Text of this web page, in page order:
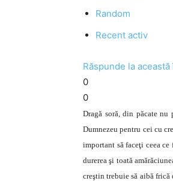
Random
Recent activ
Răspunde la
0
0
Dragă soră, din păcate
Dumnezeu pentru cei cu
important să faceţi ceea
durerea şi toată
creştin trebuie să aibă